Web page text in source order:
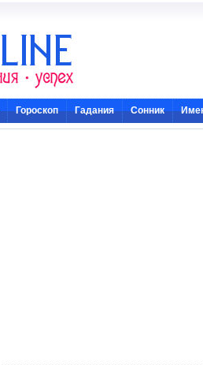
Гороскоп Гадания Сонник